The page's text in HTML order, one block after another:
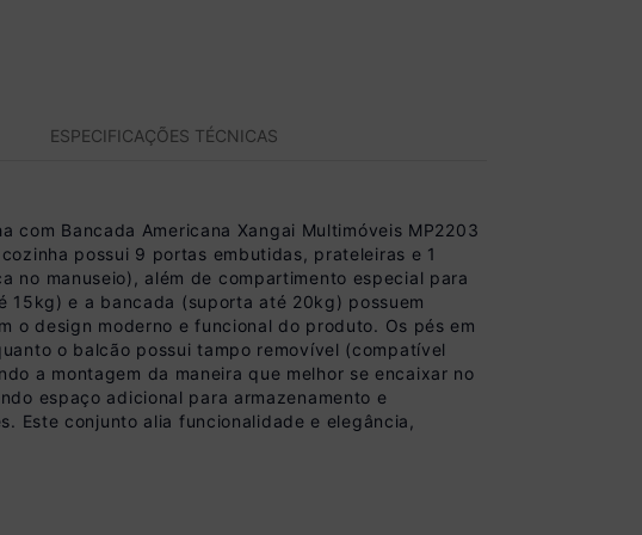
ESPECIFICAÇÕES TÉCNICAS
com Bancada Americana Xangai Multimóveis MP2203
possui 9 portas embutidas, prateleiras e 1
no manuseio), além de compartimento especial para
15kg) e a bancada (suporta até 20kg) possuem
o design moderno e funcional do produto. Os pés em
o balcão possui tampo removível (compatível
a montagem da maneira que melhor se encaixar no
espaço adicional para armazenamento e
Este conjunto alia funcionalidade e elegância,